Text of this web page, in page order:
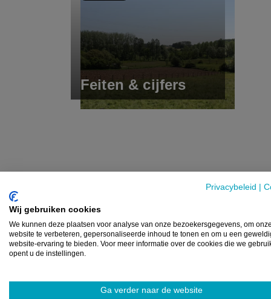
Privacybeleid |
Wij gebruiken cookies
We kunnen deze plaatsen voor analyse van onze bezoekersgegevens, om onze
website te verbeteren, gepersonaliseerde inhoud te tonen en om u een
website-ervaring te bieden. Voor meer informatie over de cookies die we
opent u de instellingen.
Ga verder naar de website
Feiten & cijfers